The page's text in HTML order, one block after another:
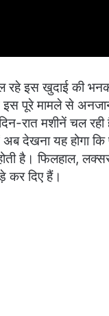
इस खुदाई की भनक
पूरे मामले से
रात मशीनें चल
अब देखना यह होगा
है। फिलहाल,
दिए हैं।